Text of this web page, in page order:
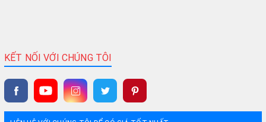
KẾT NỐI VỚI CHÚNG TÔI